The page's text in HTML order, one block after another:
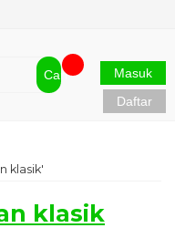
Cari
Masuk
Daftar
klasik'
klasik